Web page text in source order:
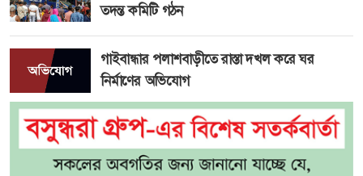
তদন্ত কমিটি গঠন
গাইবান্ধার পলাশবাড়ীতে রাস্তা দখল করে ঘর
নির্মাণের অভিযোগ